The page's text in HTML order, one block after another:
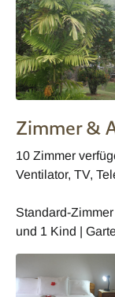
Zimmer &
10 Zimmer
Ventilator, TV,
Standard-
und 1 Kind |